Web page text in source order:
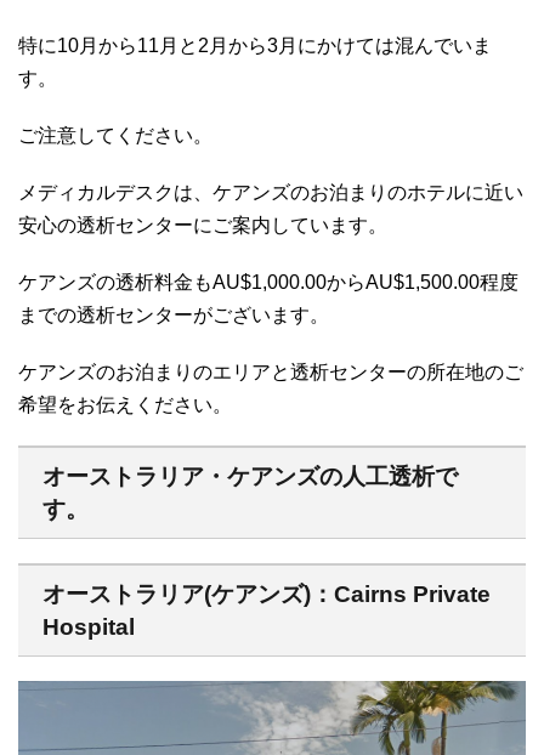
特に10月から11月と2月から3月にかけては混んでいま
す。
ご注意してください。
メディカルデスクは、ケアンズのお泊まりのホテルに近い
安心の透析センターにご案内しています。
ケアンズの透析料金もAU$1,000.00からAU$1,500.00程度
までの透析センターがございます。
ケアンズのお泊まりのエリアと透析センターの所在地のご
希望をお伝えください。
オーストラリア・ケアンズの人工透析で
す。
オーストラリア(ケアンズ)：Cairns Private
Hospital